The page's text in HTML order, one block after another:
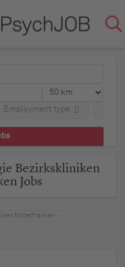
Employment type
Bezirkskliniken
Jobs
Mittelfranken